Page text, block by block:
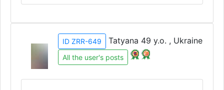
ID ZRR-649 Tatyana 49 y.o. , Ukraine
All the user's posts